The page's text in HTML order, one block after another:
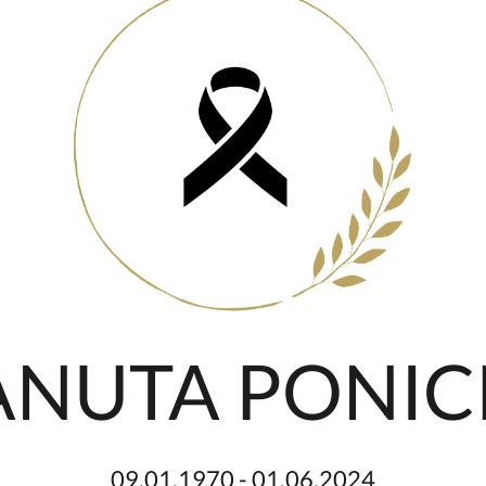
09.01.1970 - 01.06.2024